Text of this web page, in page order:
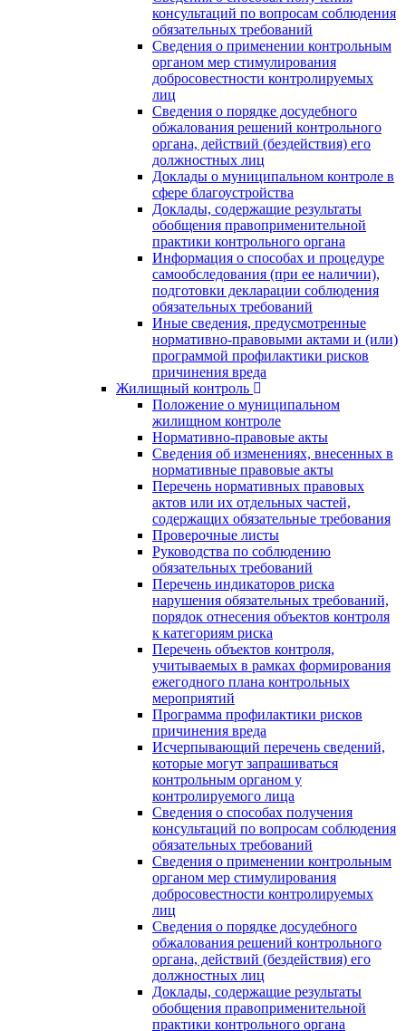
консультаций по вопросам соблюдения
обязательных требований
Сведения о применении контрольным
органом мер стимулирования
добросовестности контролируемых
лиц
Сведения о порядке досудебного
обжалования решений контрольного
органа, действий (бездействия) его
должностных лиц
Доклады о муниципальном контроле в
сфере благоустройства
Доклады, содержащие результаты
обобщения правоприменительной
практики контрольного органа
Информация о способах и процедуре
самообследования (при ее наличии),
подготовки декларации соблюдения
обязательных требований
Иные сведения, предусмотренные
нормативно-правовыми актами и (или)
программой профилактики рисков
причинения вреда
Жилищный контроль
Положение о муниципальном
жилищном контроле
Нормативно-правовые акты
Сведения об изменениях, внесенных в
нормативные правовые акты
Перечень нормативных правовых
актов или их отдельных частей,
содержащих обязательные требования
Проверочные листы
Руководства по соблюдению
обязательных требований
Перечень индикаторов риска
нарушения обязательных требований,
порядок отнесения объектов контроля
к категориям риска
Перечень объектов контроля,
учитываемых в рамках формирования
ежегодного плана контрольных
мероприятий
Программа профилактики рисков
причинения вреда
Исчерпывающий перечень сведений,
которые могут запрашиваться
контрольным органом у
контролируемого лица
Сведения о способах получения
консультаций по вопросам соблюдения
обязательных требований
Сведения о применении контрольным
органом мер стимулирования
добросовестности контролируемых
лиц
Сведения о порядке досудебного
обжалования решений контрольного
органа, действий (бездействия) его
должностных лиц
Доклады, содержащие результаты
обобщения правоприменительной
практики контрольного органа